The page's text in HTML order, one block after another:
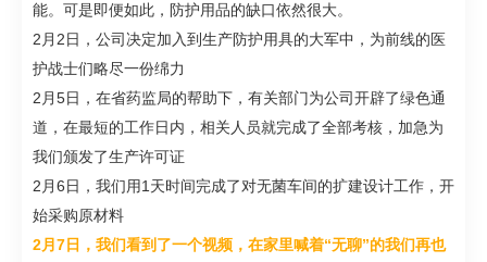
能。可是即便如此，防护用品的缺口依然很大。
2月2日，公司决定加入到生产防护用具的大军中，为前线的医
护战士们略尽一份绵力
2月5日，在省药监局的帮助下，有关部门为公司开辟了绿色通
道，在最短的工作日内，相关人员就完成了全部考核，加急为
我们颁发了生产许可证
2月6日，我们用1天时间完成了对无菌车间的扩建设计工作，开
始采购原材料
2月7日，我们看到了一个视频，在家里喊着“无聊”的我们再也